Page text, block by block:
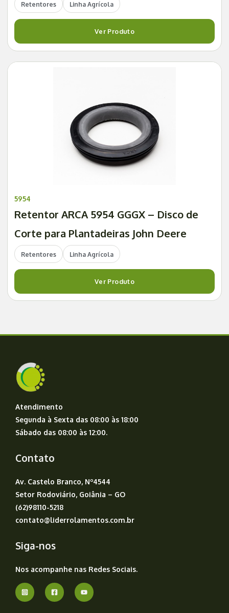
Retentores Linha Agrícola
Ver Produto
5954
Retentor ARCA 5954 GGGX – Disco de
Corte para Plantadeiras John Deere
Retentores Linha Agrícola
Ver Produto
Atendimento
Segunda à Sexta das 08:00 às 18:00
Sábado das 08:00 às 12:00.
Contato
Av. Castelo Branco, Nº4544
Setor Rodoviário, Goiânia – GO
(62)98110-5218
contato@liderrolamentos.com.br
Siga-nos
Nos acompanhe nas Redes Sociais.